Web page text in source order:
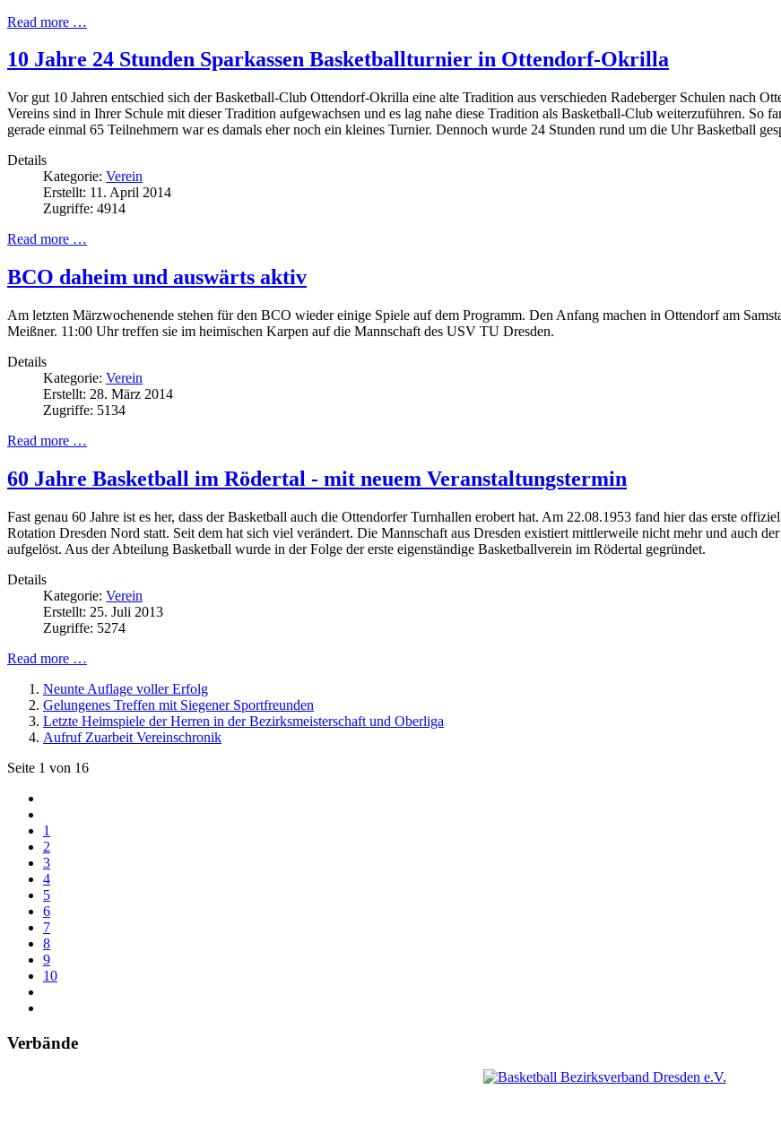
Read more …
10 Jahre 24 Stunden Sparkassen Basketballturnier in Ottendorf-Okrilla
Vor gut 10 Jahren entschied sich der Basketball-Club Ottendorf-Okrilla eine alte Tradition aus verschieden Radeberger Schulen nach
Vereins sind in Ihrer Schule mit dieser Tradition aufgewachsen und es lag nahe diese Tradition als Basketball-Club weiterzuführen. So
gerade einmal 65 Teilnehmern war es damals eher noch ein kleines Turnier. Dennoch wurde 24 Stunden rund um die Uhr Basketball
Details
Kategorie: Verein
Erstellt: 11. April 2014
Zugriffe: 4914
Read more …
BCO daheim und auswärts aktiv
Am letzten Märzwochenende stehen für den BCO wieder einige Spiele auf dem Programm. Den Anfang machen in Ottendorf am
Meißner. 11:00 Uhr treffen sie im heimischen Karpen auf die Mannschaft des USV TU Dresden.
Details
Kategorie: Verein
Erstellt: 28. März 2014
Zugriffe: 5134
Read more …
60 Jahre Basketball im Rödertal - mit neuem Veranstaltungstermin
Fast genau 60 Jahre ist es her, dass der Basketball auch die Ottendorfer Turnhallen erobert hat. Am 22.08.1953 fand hier das erste
Rotation Dresden Nord statt. Seit dem hat sich viel verändert. Die Mannschaft aus Dresden existiert mittlerweile nicht mehr und auch
aufgelöst. Aus der Abteilung Basketball wurde in der Folge der erste eigenständige Basketballverein im Rödertal gegründet.
Details
Kategorie: Verein
Erstellt: 25. Juli 2013
Zugriffe: 5274
Read more …
Neunte Auflage voller Erfolg
Gelungenes Treffen mit Siegener Sportfreunden
Letzte Heimspiele der Herren in der Bezirksmeisterschaft und Oberliga
Aufruf Zuarbeit Vereinschronik
Seite 1 von 16
1
2
3
4
5
6
7
8
9
10
Verbände